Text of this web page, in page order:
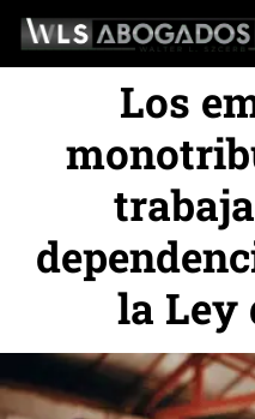
Saltar
contenido
Los
la Ley